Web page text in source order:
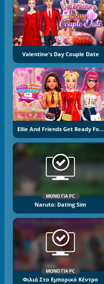
Valentine's Day Couple Date
Ellie And Friends Get Ready For First Date
ΜΌΝΟ ΓΙΑ PC
Naruto: Dating Sim
ΜΌΝΟ ΓΙΑ PC
Φιλιά Στο Εμπορικό Κέντρο